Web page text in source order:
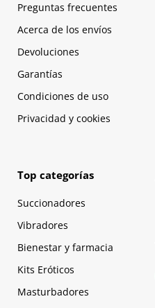
Preguntas frecuentes
Acerca de los envíos
Devoluciones
Garantías
Condiciones de uso
Privacidad y cookies
Top categorías
Succionadores
Vibradores
Bienestar y farmacia
Kits Eróticos
Masturbadores